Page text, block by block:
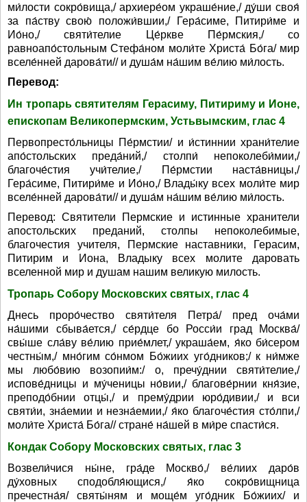
ми́лости сокро́вища,/ архиере́ом украше́ние,/ ду́ши своя́
за па́ству свою́ положи́вшии,/ Гера́симе, Питири́ме и
Ио́но,/ святи́телие Це́ркве Пе́рмския,/ со
равноапо́стольным Стефа́ном моли́те Христа́ Бо́га/ мир
вселе́нней дарова́ти// и душа́м на́шим ве́лию ми́лость.
Перевод:
Ин тропарь святителям Герасиму, Питириму и Ионе,
епископам Великопермским, Устьвымским, глас 4
Первопресто́льницы Пе́рмстии/ и и́стиннии храни́телие
апо́стольских преда́ний,/ столпи́ непоколеби́мии,/
благоче́стия учи́телие,/ Пе́рмстии наста́вницы,/
Гера́симе, Питири́ме и Ио́но,/ Влады́ку всех моли́те мир
вселе́нней дарова́ти// и душа́м на́шим ве́лию ми́лость.
Перевод: Святители Пермские и истинные хранители
апостольских преданий, столпы непоколебимые,
благочестия учителя, Пермские наставники, Герасим,
Питирим и Иона, Владыку всех молите даровать
вселенной мир и душам нашим великую милость.
Тропарь Собору Московских святых, глас 4
Днесь проро́чество святи́теля Петра́/ пред оча́ми
на́шими сбыва́ется,/ се́рдце бо Росси́и град Москва́/
свы́ше сла́ву ве́лию прие́млет,/ украша́ем, я́ко би́сером
честны́м,/ мно́гим со́нмом Бо́жиих уго́дников;/ к ни́мже
мы любо́вию возопии́м:/ о, пречу́днии святи́телие,/
испове́дницы и му́ченицы но́вии,/ благове́рнии кня́зие,
преподо́бнии отцы́,/ и прему́дрии юро́дивии,/ и вси
святи́и, зна́емии и незна́емии,/ я́ко благоче́стия сто́лпи,/
моли́те Христа́ Бо́га// стране́ на́шей в ми́ре спасти́ся.
Кондак Собору Московских святых, глас 3
Возвели́чися ны́не, гра́де Москво́,/ ве́лиих даро́в
ду́ховных сподобля́ющися,/ я́ко сокро́вищница
пречестна́я/ святы́ням и моще́м уго́дник Бо́жиих/ и